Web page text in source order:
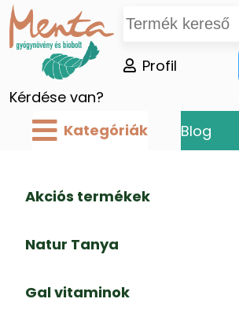
Kérdése van?
Profil
Kategóriák Blog
Akciós termékek
Natur Tanya
Gal vitaminok